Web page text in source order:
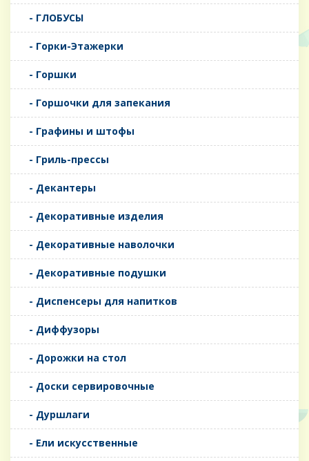
- ГЛОБУСЫ
- Горки-Этажерки
- Горшки
- Горшочки для запекания
- Графины и штофы
- Гриль-прессы
- Декантеры
- Декоративные изделия
- Декоративные наволочки
- Декоративные подушки
- Диспенсеры для напитков
- Диффузоры
- Дорожки на стол
- Доски сервировочные
- Дуршлаги
- Ели искусственные